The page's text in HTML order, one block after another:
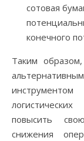
сотовая
конечного
Таким
повысить
снижения